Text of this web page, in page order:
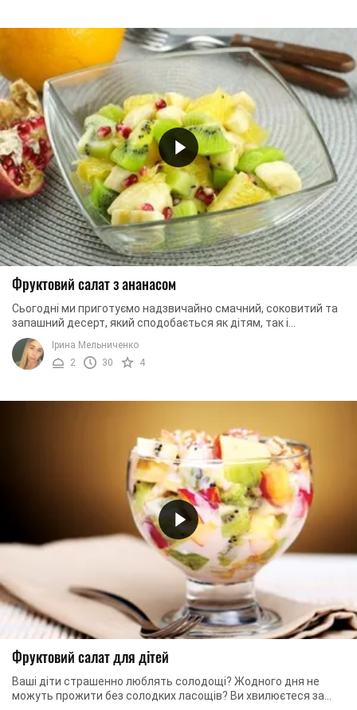
Фруктовий салат з ананасом
Сьогодні ми приготуємо надзвичайно смачний, соковитий та
запашний десерт, який сподобається як дітям, так і
дорослим. Ми створимо фруктовий салат із ...
Ірина Мельниченко
2
30 4
Фруктовий салат для дітей
Ваші діти страшенно люблять солодощі? Жодного дня не
можуть прожити без солодких ласощів? Ви хвилюєтеся за